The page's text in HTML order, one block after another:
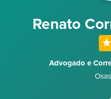
Renato
Advogado e